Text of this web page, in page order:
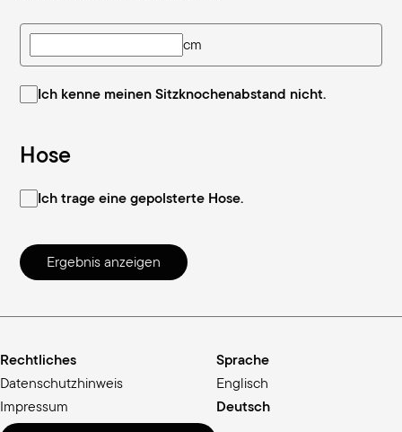
cm
Ich kenne meinen Sitzknochenabstand nicht.
Hose
Ich trage eine gepolsterte Hose.
Ergebnis anzeigen
Rechtliches
Datenschutzhinweis
Impressum
Sprache
Englisch
Deutsch